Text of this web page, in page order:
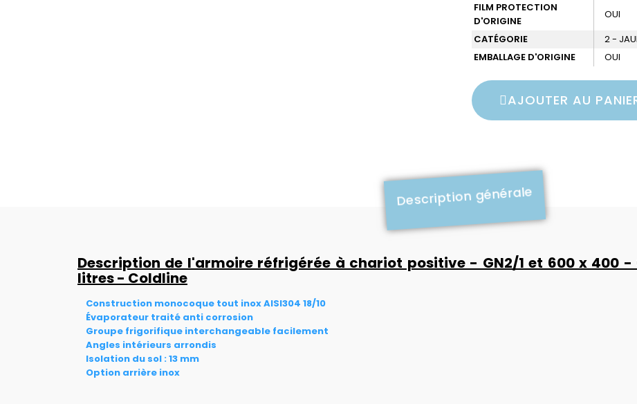
FILM PROTECTION
D'ORIGINE
OUI
CATÉGORIE
2 -
EMBALLAGE D'ORIGINE
OUI
AJOUTER AU
Description générale
Description de l'armoire réfrigérée à chariot positive - GN2/1 et 600 x 400
litres - Coldline
Construction monocoque tout inox AISI304 18/10
Évaporateur traité anti corrosion
Groupe frigorifique interchangeable facilement
Angles intérieurs arrondis
Isolation du sol : 13 mm
Option arrière inox